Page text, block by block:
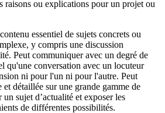
raisons ou explications pour un projet ou
essentiel de sujets concrets ou
y compris une discussion
Peut communiquer avec un degré de
qu'une conversation avec un locuteur
ni pour l'un ni pour l'autre. Peut
détaillée sur une grande gamme de
sujet d’actualité et exposer les
de différentes possibilités.